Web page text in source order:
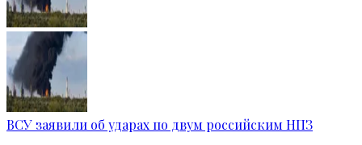
ВСУ заявили об ударах по двум российским НПЗ